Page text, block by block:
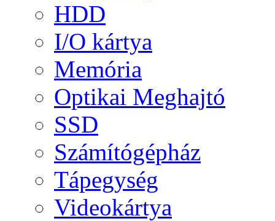
HDD
I/O kártya
Memória
Optikai Meghajtó
SSD
Számítógépház
Tápegység
Videokártya